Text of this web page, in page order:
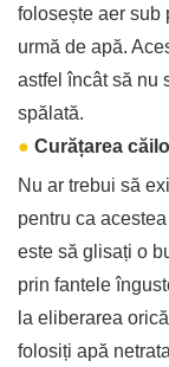
folosește aer sub
urmă de apă.
astfel încât să nu
spălată.
● Curățarea
Nu ar trebui să
pentru ca
este să glisați o
prin fantele
la eliberarea
folosiți apă